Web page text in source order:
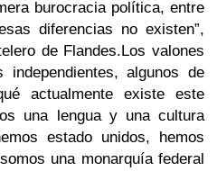
burocracia política, entre
diferencias no existen”,
de Flandes. Los valones
algunos de
actualmente existe este
una lengua y una cultura
estado unidos, hemos
una monarquía federal